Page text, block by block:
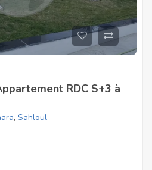
RDC S+3 à
, Sahloul